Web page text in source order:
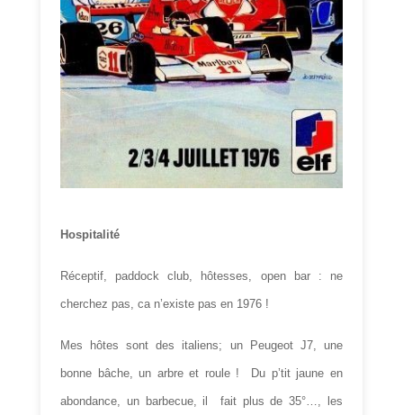
Hospitalité
Réceptif, paddock club, hôtesses, open bar : ne
cherchez pas, ca n’existe pas en 1976 !
Mes hôtes sont des italiens; un Peugeot J7, une
bonne bâche, un arbre et roule ! Du p’tit jaune en
abondance, un barbecue, il fait plus de 35°…, les